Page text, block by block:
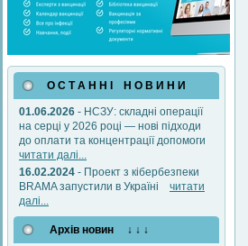
О С Т А Н Н І Н О В И Н И
01.06.2026 - НСЗУ: складні операції
на серці у 2026 році — нові підходи
до оплати та концентрації допомоги
читати далі...
16.02.2024 - Проект з кібербезпеки
BRAMA запустили в Україні читати
далі...
Архів новин ↓ ↓ ↓